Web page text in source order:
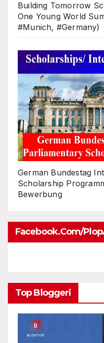
Building Tomorrow
One Young World
#Munich, #Germany)
German Bundestag
Scholarship
Bewerbung
Facebook.com/
Top Bloggeri